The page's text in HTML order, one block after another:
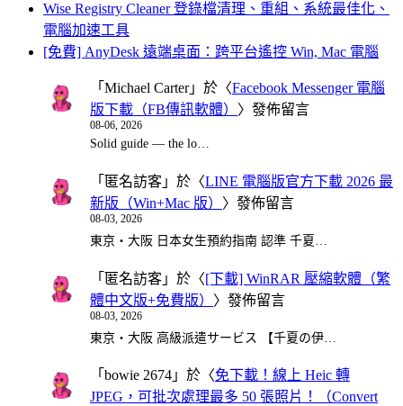
Wise Registry Cleaner 登錄檔清理、重組、系統最佳化、
電腦加速工具
[免費] AnyDesk 遠端桌面：跨平台遙控 Win, Mac 電腦
「 Michael Carter」於〈Facebook Messenger 電腦
版下載（FB傳訊軟體） 〉發佈留言
08-06, 2026
Solid guide — the lo…
「 匿名訪客 」於〈LINE 電腦版官方下載 2026 最
新版（Win+Mac 版） 〉發佈留言
08-03, 2026
東京・大阪 日本女生預約指南 認準 千夏…
「 匿名訪客 」於〈[下載] WinRAR 壓縮軟體（繁
體中文版+免費版） 〉發佈留言
08-03, 2026
東京・大阪 高級派遣サービス 【千夏の伊…
「 bowie 2674 」於〈免下載！線上 Heic 轉
JPEG，可批次處理最多 50 張照片！（Convert